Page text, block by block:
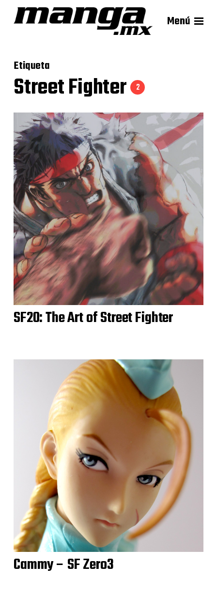
Menú
Etiqueta
Street Fighter 2
SF20: The Art of Street Fighter
Cammy – SF Zero3